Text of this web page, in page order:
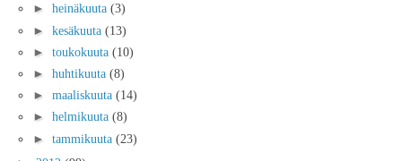
► heinäkuuta (3)
► kesäkuuta (13)
► toukokuuta (10)
► huhtikuuta (8)
► maaliskuuta (14)
► helmikuuta (8)
► tammikuuta (23)